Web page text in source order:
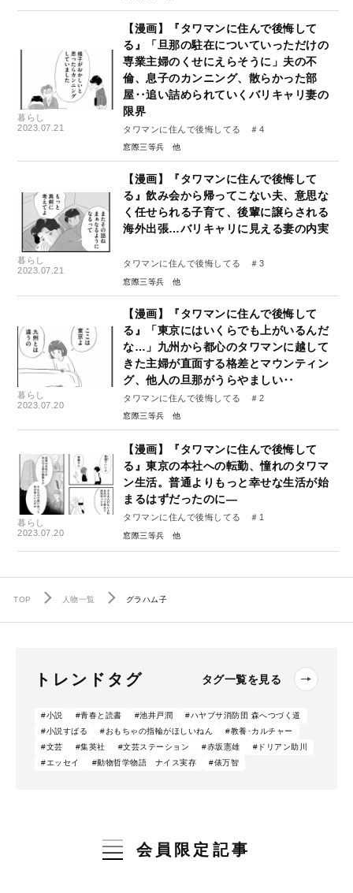
暮らし
2023.07.21
【漫画】『タワマンに住んで後悔して
る』「旦那の駐在についていっただけの
専業主婦のくせにえらそうに」夫の不
倫、息子のカンニング、散らかった部
屋‥追い詰められていくバリキャリ妻の
限界
タワマンに住んで後悔してる ＃4
窓際三等兵
暮らし
2023.07.21
【漫画】『タワマンに住んで後悔して
る』飲み会から帰ってこない夫、意思な
く任せられる子育て、後輩に譲らされる
海外出張…バリキャリに見える妻の内実
タワマンに住んで後悔してる ＃3
窓際三等兵
暮らし
2023.07.20
【漫画】『タワマンに住んで後悔して
る』「東京にはいくらでも上がいるんだ
な…」九州から都心のタワマンに越して
きた主婦が直面する格差とマウンティン
グ、他人の旦那がうらやましい‥
タワマンに住んで後悔してる ＃2
窓際三等兵
暮らし
2023.07.20
【漫画】『タワマンに住んで後悔して
る』東京の本社への転勤、憧れのタワマ
ン生活。普通よりもっと幸せな生活が始
まるはずだったのに―
タワマンに住んで後悔してる ＃1
窓際三等兵
TOP 人物一覧 グラハム子
トレンドタグ タグ一覧を見る
#小説 #青春と読書 #池井戸潤
#ハヤブサ消防団 森へつづく道
#小説すばる
#おもちゃの指輪がほしいねん
#教養･カルチャー
#文芸
#集英社 #文芸ステーション #赤坂憲雄
#ドリアン助川
#エッセイ
#動物哲学物語 ナイス実存 #俵万智
会員限定記事